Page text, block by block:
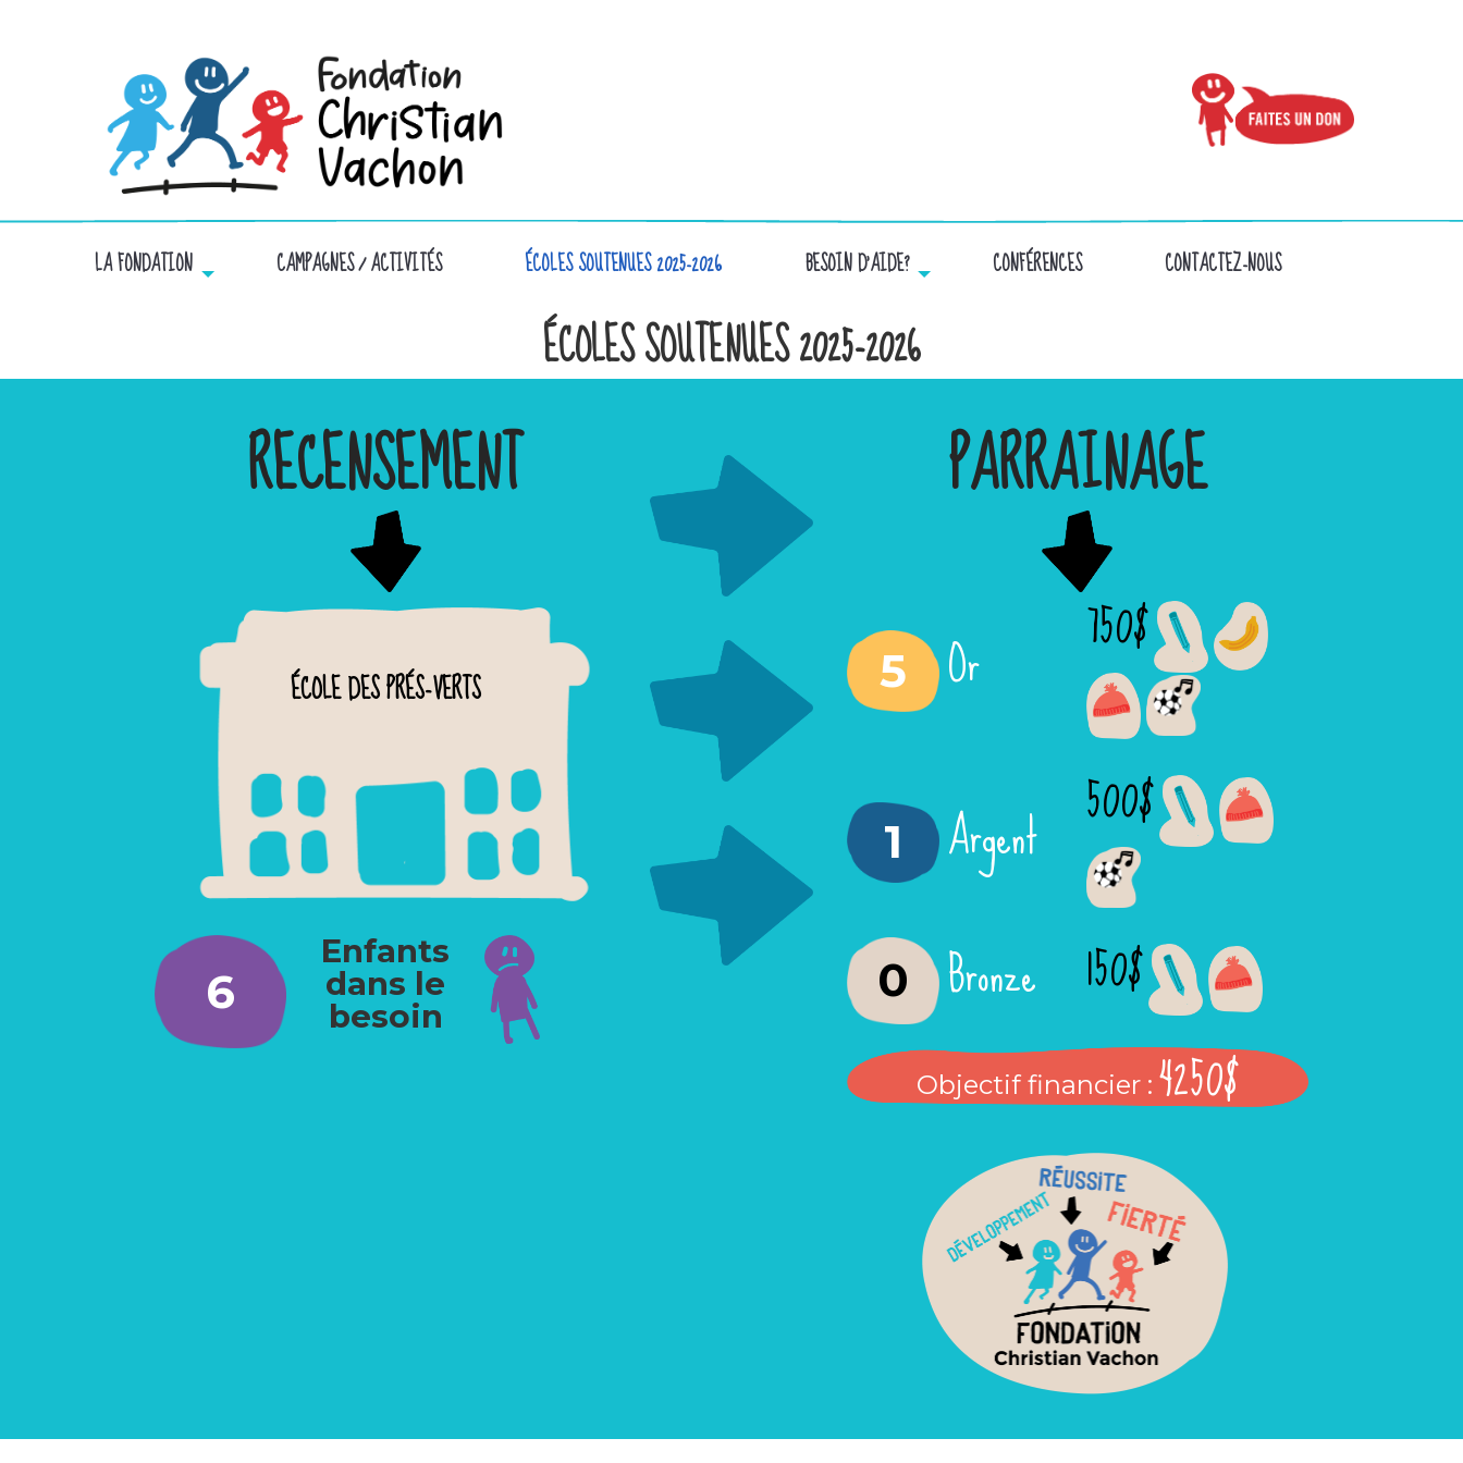
LA FONDATION CAMPAGNES / ACTIVITÉS ÉCOLES SOUTENUES 2025-2026 BESOIN D’AIDE? CONFÉRENCES CONTACTEZ-NOUS
ÉCOLES SOUTENUES 2025-2026
RECENSEMENT
ÉCOLE DES PRÉS-VERTS
6
Enfants
dans le
besoin
PARRAINAGE
5 Or 750$
1 Argent 500$
0 Bronze 150$
Objectif financier : 4250$